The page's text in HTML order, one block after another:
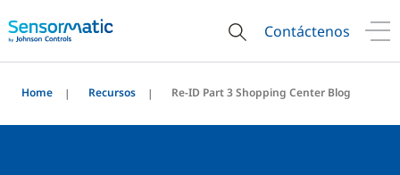
Contáctenos
Home Recursos Re-ID Part 3 Shopping Center Blog